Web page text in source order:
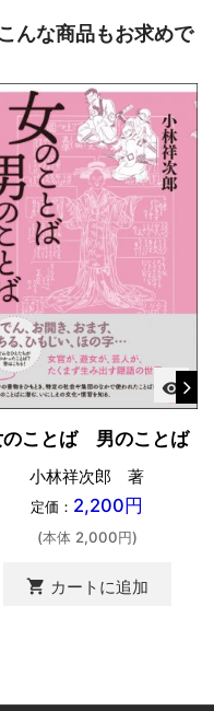
んな商品もお求めで
visibility
のことば 男のことば
小林祥次郎 著
定価： 2,200円
(本体 2,000円)
shopping_cart カートに追加